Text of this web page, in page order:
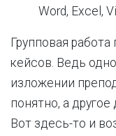
Word, Excel,
Групповая
кейсов. Ведь
изложении
понятно, а
Вот здесь-то и